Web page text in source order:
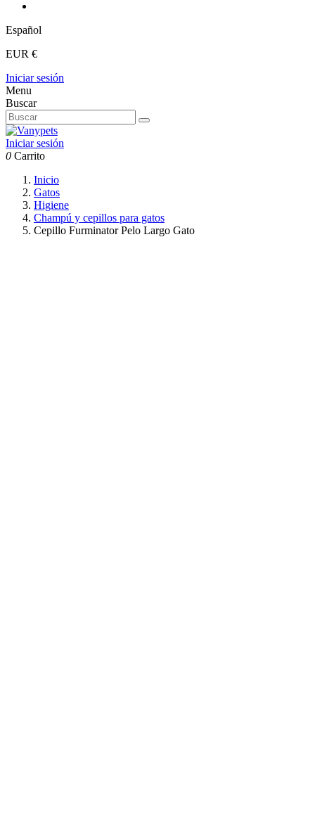
Español
EUR €
Iniciar sesión
Menu
Buscar
Iniciar sesión
0 Carrito
Inicio
Gatos
Higiene
Champú y cepillos para gatos
Cepillo Furminator Pelo Largo Gato